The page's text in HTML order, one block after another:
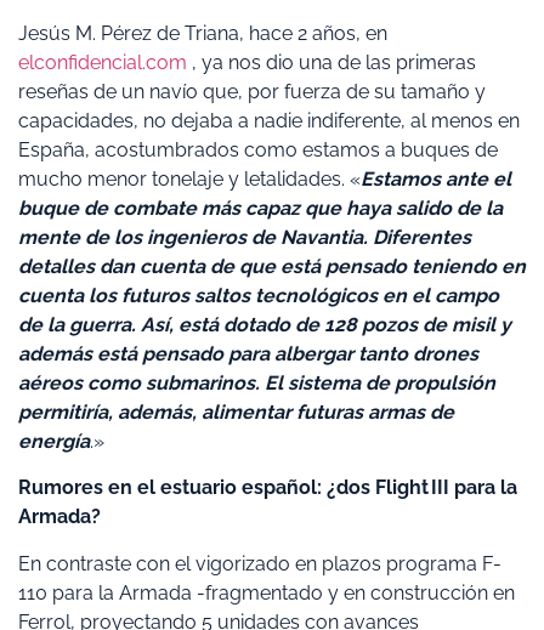
Jesús M. Pérez de Triana, hace 2 años, en
elconfidencial.com , ya nos dio una de las primeras
reseñas de un navío que, por fuerza de su tamaño y
capacidades, no dejaba a nadie indiferente, al menos en
España, acostumbrados como estamos a buques de
mucho menor tonelaje y letalidades. «Estamos ante el
buque de combate más capaz que haya salido de la
mente de los ingenieros de Navantia. Diferentes
detalles dan cuenta de que está pensado teniendo en
cuenta los futuros saltos tecnológicos en el campo
de la guerra. Así, está dotado de 128 pozos de misil y
además está pensado para albergar tanto drones
aéreos como submarinos. El sistema de propulsión
permitiría, además, alimentar futuras armas de
energía.»
Rumores en el estuario español: ¿dos Flight III para la
Armada?
En contraste con el vigorizado en plazos programa F-
110 para la Armada -fragmentado y en construcción en
Ferrol, proyectando 5 unidades con avances